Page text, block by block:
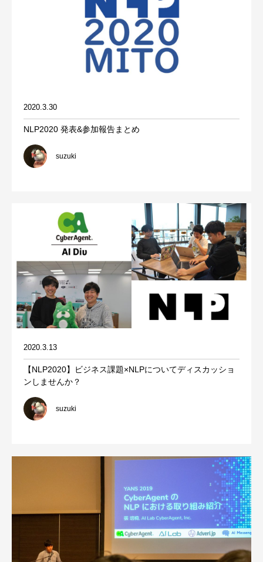
2020.3.30
NLP2020 発表&参加報告まとめ
suzuki
2020.3.13
【NLP2020】ビジネス課題×NLPについてディスカッショ
ンしませんか？
suzuki